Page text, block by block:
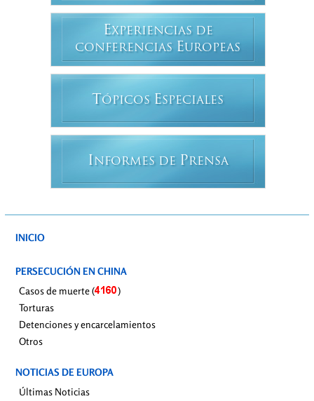
EXPERIENCIAS DE
CONFERENCIAS EUROPEAS
T ÓPICOS ESPECIALES
INFORMES DE PRENSA
INICIO
PERSECUCIÓN EN CHINA
Casos de muerte (
)
Torturas
Detenciones y encarcelamientos
Otros
NOTICIAS DE EUROPA
Últimas Noticias